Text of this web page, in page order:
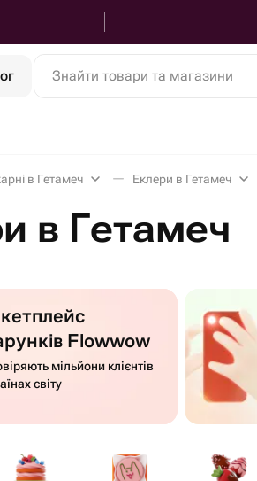
Знайти товари та магазини
в Гетамеч Еклери в Гетамеч
в Гетамеч
Flowwow
мільйони клієнтів
світу